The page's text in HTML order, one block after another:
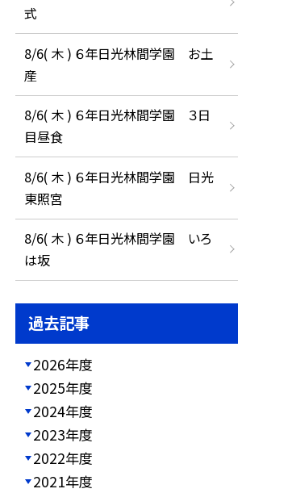
式
8/6( 木 ) ６年日光林間学園 お土
産
8/6( 木 ) ６年日光林間学園 ３日
目昼食
8/6( 木 ) ６年日光林間学園 日光
東照宮
8/6( 木 ) ６年日光林間学園 いろ
は坂
過去記事
2026年度
2025年度
2024年度
2023年度
2022年度
2021年度